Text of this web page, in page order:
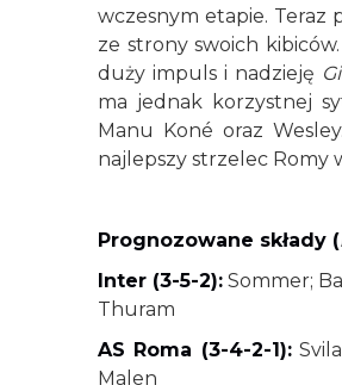
wczesnym etapie. Teraz
ze strony swoich
duży impuls i nadzieję
ma jednak korzystnej
Manu Koné oraz
najlepszy strzelec Romy
Prognozowane składy (
Inter (3-5-2): Sommer;
Thuram
AS Roma (3-4-2-1):
Malen